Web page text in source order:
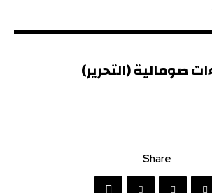
صومالية (التحرير)
Share